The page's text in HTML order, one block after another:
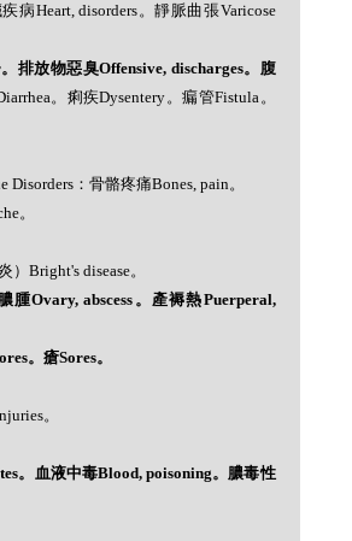
病Heart, disorders。靜脈曲張Varicose
排放物惡臭Offensive, discharges。腹
。痢疾Dysentery。瘺管Fistula。
：骨骼疼痛Bones, pain。
。
Bright's disease。
腫Ovary, abscess。產褥熱Puerperal,
。瘡Sores。
。
。血液中毒Blood, poisoning。膿毒性